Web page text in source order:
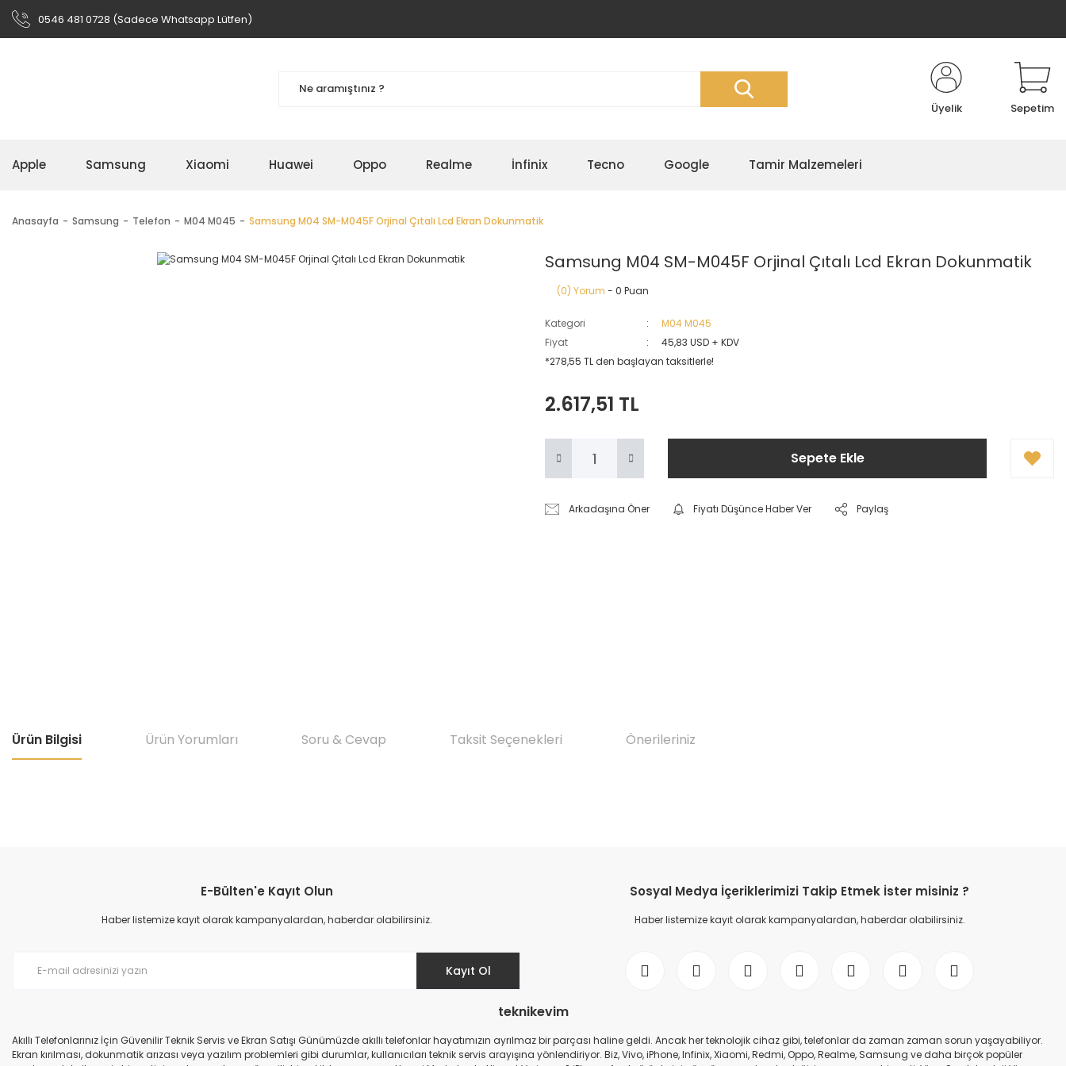
0546 481 0728 (Sadece Whatsapp Lütfen)
Üyelik Sepetim
Apple Samsung Xiaomi Huawei Oppo Realme İnfinix Tecno Google Tamir Malzemeleri
Anasayfa Samsung Telefon M04 M045 Samsung M04 SM-M045F Orjinal Çıtalı Lcd Ekran Dokunmatik
Samsung M04 SM-M045F Orjinal Çıtalı Lcd Ekran Dokunmatik
(0) Yorum - 0 Puan
Kategori
M04 M045
Fiyat
45,83 USD + KDV
*278,55 TL den başlayan taksitlerle!
2.617,51 TL
Sepete Ekle
Arkadaşına Öner Fiyatı Düşünce Haber Ver Paylaş
Ürün Bilgisi Ürün Yorumları Soru & Cevap Taksit Seçenekleri Önerileriniz
Ürün resmi kalitesiz, bozuk veya görüntülenemiyor.
Ürün açıklamasında eksik bilgiler bulunuyor.
E-Bülten'e Kayıt Olun
Haber listemize kayıt olarak kampanyalardan, haberdar olabilirsiniz.
Kayıt Ol
Sosyal Medya İçeriklerimizi Takip Etmek İster misiniz ?
Haber listemize kayıt olarak kampanyalardan, haberdar olabilirsiniz.
teknikevim
Akıllı Telefonlarınız İçin Güvenilir Teknik Servis ve Ekran Satışı Günümüzde akıllı telefonlar hayatımızın ayrılmaz bir parçası haline geldi. Ancak her teknolojik cihaz gibi, telefonlar da zaman zaman sorun yaşayabiliyor.
Ekran kırılması, dokunmatik arızası veya yazılım problemleri gibi durumlar, kullanıcıları teknik servis arayışına yönlendiriyor. Biz, Vivo, iPhone, Infinix, Xiaomi, Redmi, Oppo, Realme, Samsung ve daha birçok popüler